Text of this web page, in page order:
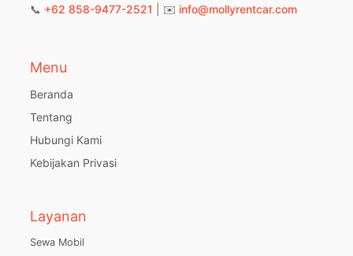
📞 +62 858-9477-2521 | ✉️ info@mollyrentcar.com
Menu
Beranda
Tentang
Hubungi Kami
Kebijakan Privasi
Layanan
Sewa Mobil